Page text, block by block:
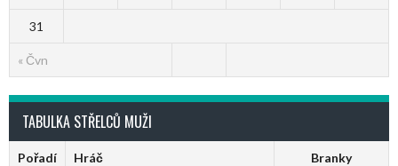
« Čvn
31
TABULKA STŘELCŮ MUŽI
Pořadí Hráč Branky